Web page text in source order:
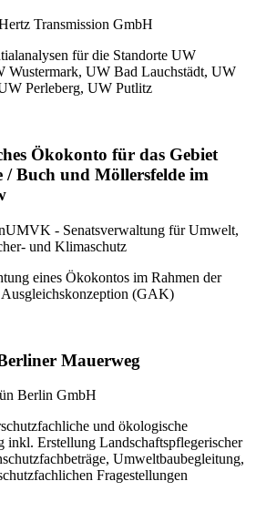
Transmission GmbH
für die Standorte UW
Wustermark, UW Bad Lauchstädt, UW
Perleberg, UW Putlitz
Ökokonto für das Gebiet
/ Buch und Möllersfelde im
- Senatsverwaltung für Umwelt,
und Klimaschutz
eines Ökokontos im Rahmen der
Ausgleichskonzeption (GAK)
Mauerweg
Berlin GmbH
und ökologische
inkl. Erstellung Landschaftspflegerischer
Umweltbaubegleitung,
Fragestellungen